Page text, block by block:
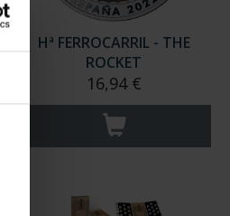
Hª FERROCARRIL - THE
ROCKET
16,94 €